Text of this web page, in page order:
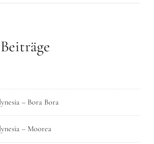
– Bora Bora
– Moorea